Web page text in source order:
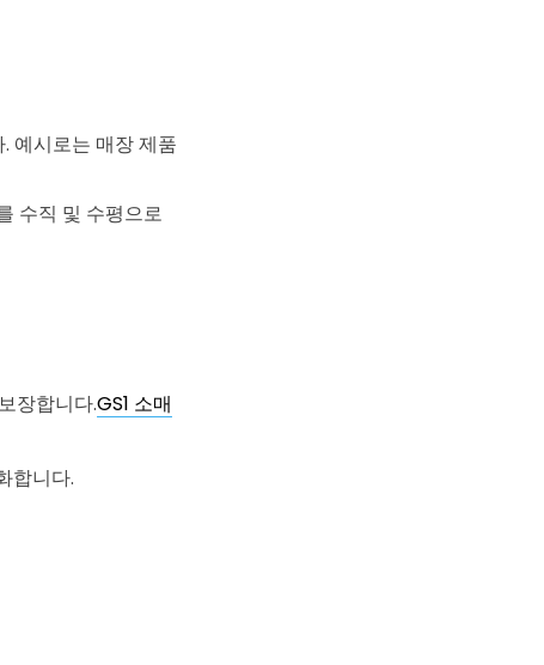
예시로는 매장 제품
수직 및 수평으로
장합니다.GS1 소매
합니다.